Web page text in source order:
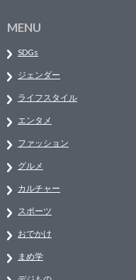
MENU
SDGs
ジェンダー
ライフスタイル
エンタメ
ファッション
グルメ
カルチャー
スポーツ
おでかけ
まめ学